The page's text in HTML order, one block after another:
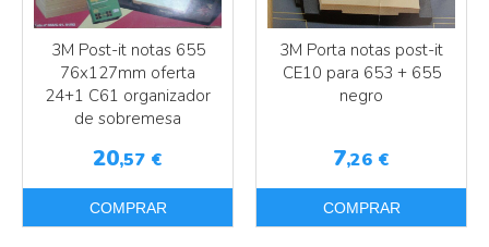
3M Post-it notas 655
76x127mm oferta
24+1 C61 organizador
de sobremesa
20,57 €
COMPRAR
3M Porta notas post-it
CE10 para 653 + 655
negro
7,26 €
COMPRAR
Más info
Más info